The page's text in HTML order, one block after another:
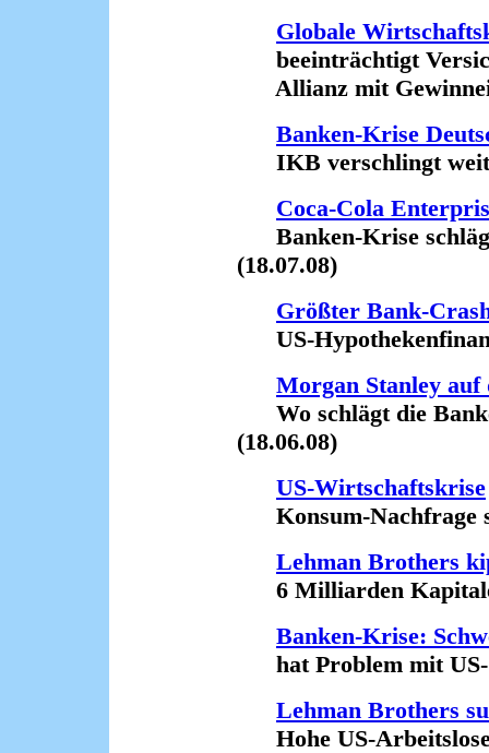
Globale
beeinträchtigt
Allianz mit
Banken-Krise
IKB verschlingt
Coca-Cola
Banken-Krise
(18.07.08)
Größter Bank-
US-
Morgan Stanley
Wo schlägt die
(18.06.08)
US-Wirtschaftskrise
Konsum-Nachfrage
Lehman Brothers
6 Milliarden
Banken-Krise:
hat Problem mit US-
Lehman Brothers
Hohe US-